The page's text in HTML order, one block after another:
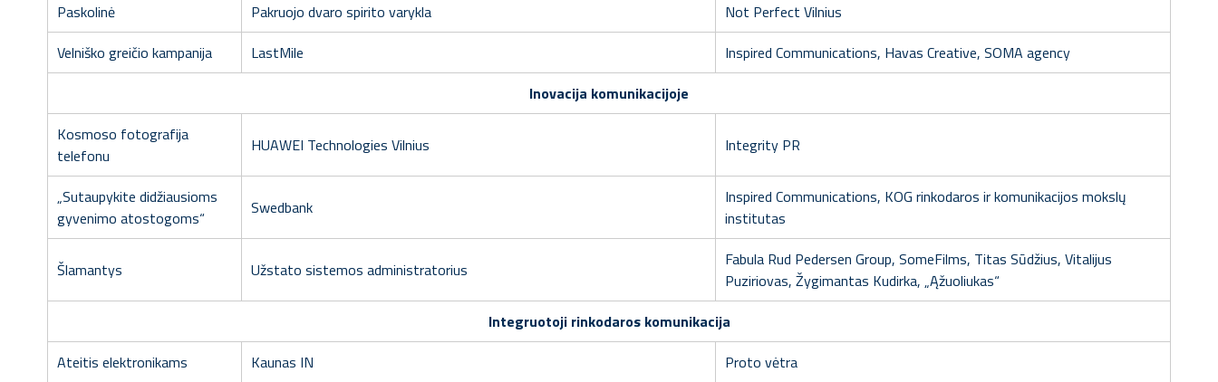
Paskolinė Pakruojo dvaro spirito varykla
Not Perfect Vilnius
Velniško greičio kampanija
LastMile
Inspired Communications, Havas Creative, SOMA agency
Inovacija komunikacijoje
Kosmoso fotografija
telefonu
HUAWEI Technologies Vilnius Integrity PR
„Sutaupykite didžiausioms
gyvenimo atostogoms“
Swedbank
Inspired Communications, KOG rinkodaros ir komunikacijos mokslų
institutas
Šlamantys Užstato sistemos administratorius
Fabula Rud Pedersen Group, SomeFilms, Titas Sūdžius, Vitalijus
Puziriovas, Žygimantas Kudirka, „Ąžuoliukas“
Integruotoji rinkodaros komunikacija
Ateitis elektronikams
Kaunas IN Proto vėtra